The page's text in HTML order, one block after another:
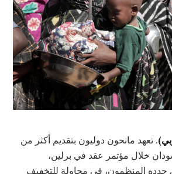
. تعهد مانحون دوليون بتقديم أكثر من
السودان خلال مؤتمر عقد في برلين،
حدده المنظمون، في محاولة للتخفيف